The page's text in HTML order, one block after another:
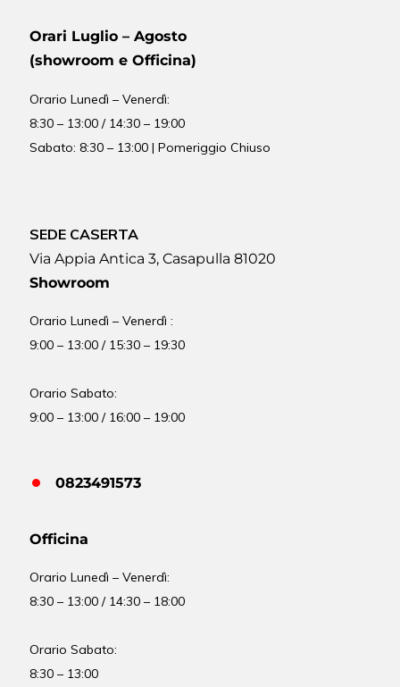
Orari Luglio – Agosto
(showroom e Officina)
OrarioLunedì – Venerdì:
8:30 – 13:00 / 14:30 – 19:00
Sabato: 8:30 – 13:00 | Pomeriggio Chiuso
SEDE CASERTA
Via Appia Antica 3, Casapulla 81020
Showroom
Orario Lunedì – Venerdì :
9:00 – 13:00 / 15:30 – 19:30
Orario Sabato:
9:00 – 13:00 / 16:00 – 19:00
0823491573
Officina
OrarioLunedì – Venerdì:
8:30 – 13:00 / 14:30 – 18:00
Orario Sabato:
8:30 – 13:00